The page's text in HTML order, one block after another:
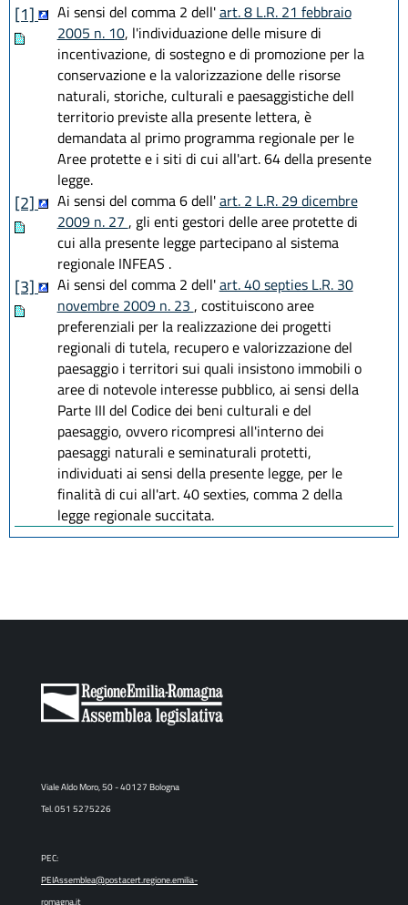
[1]
Ai sensi del comma 2 dell'art. 8 L.R. 21 febbraio
2005 n. 10, l'individuazione delle misure di
incentivazione, di sostegno e di promozione per la
conservazione e la valorizzazione delle risorse
naturali, storiche, culturali e paesaggistiche dell
territorio previste alla presente lettera, è
demandata al primo programma regionale per le
Aree protette e i siti di cui all'art. 64 della presente
legge.
[2] Ai sensi del comma 6 dell'art. 2 L.R. 29 dicembre
2009 n. 27 , gli enti gestori delle aree protette di
cui alla presente legge partecipano al sistema
regionale INFEAS .
[3] Ai sensi del comma 2 dell'art. 40 septies L.R. 30
novembre 2009 n. 23 , costituiscono aree
preferenziali per la realizzazione dei progetti
regionali di tutela, recupero e valorizzazione del
paesaggio i territori sui quali insistono immobili o
aree di notevole interesse pubblico, ai sensi della
Parte III del Codice dei beni culturali e del
paesaggio, ovvero ricompresi all'interno dei
paesaggi naturali e seminaturali protetti,
individuati ai sensi della presente legge, per le
finalità di cui all'art. 40 sexties, comma 2 della
legge regionale succitata.
Viale Aldo Moro, 50 - 40127 Bologna
Tel. 051 5275226
PEC:
PEIAssemblea@postacert.regione.emilia-
romagna.it